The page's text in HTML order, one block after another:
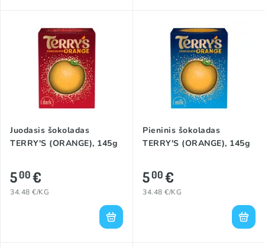
Juodasis šokoladas
TERRY'S (ORANGE), 145g
500€
34.48 €/KG
Pieninis šokoladas
TERRY'S (ORANGE), 145g
500€
34.48 €/KG